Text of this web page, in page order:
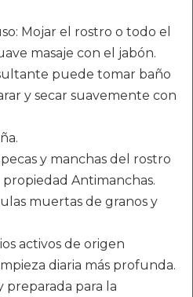
Mojar el rostro o todo el
masaje con el jabón.
puede tomar baño
y secar suavemente con
y manchas del rostro
Antimanchas.
muertas de granos y
activos de origen
diaria más profunda.
preparada para la